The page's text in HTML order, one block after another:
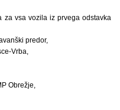
za vsa vozila iz prvega odstavka
predor,
Vrba,
Obrežje,